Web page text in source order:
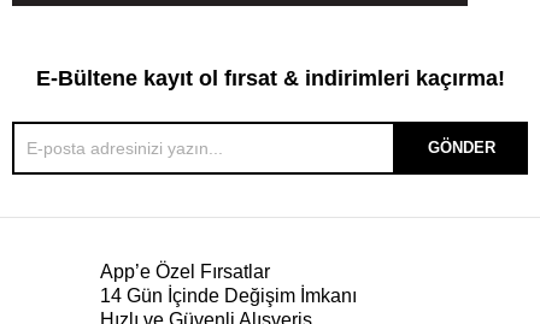
E-Bültene kayıt ol fırsat & indirimleri kaçırma!
GÖNDER
App’e Özel Fırsatlar
14 Gün İçinde Değişim İmkanı
Hızlı ve Güvenli Alışveriş